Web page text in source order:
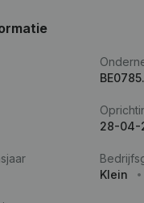
28-04-
Klein